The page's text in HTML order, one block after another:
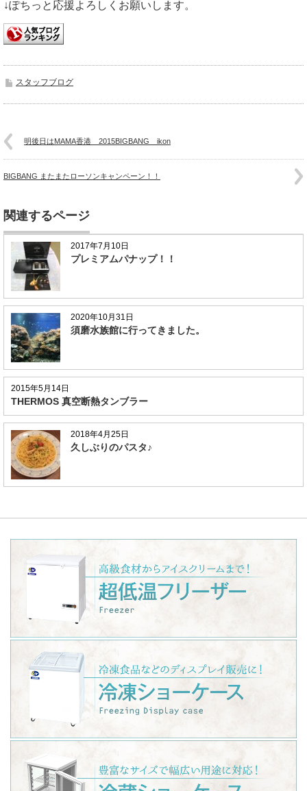
↓ぽちっと応援よろしくお願いします。
スタッフブログ
明後日はMAMA香港 2015BIGBANG ikon
BIGBANG またまたローソンキャンペーン！！
関連するページ
2017年7月10日
プレミアムパナップ！！
2020年10月31日
須磨水族館に行ってきました。
2015年5月14日
THERMOS 真空断熱タンブラー
2018年4月25日
久しぶりのパスタ♪